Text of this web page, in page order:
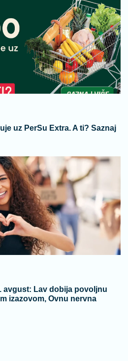
uz PerSu Extra. A ti? Saznaj
avgust: Lav dobija povoljnu
izazovom, Ovnu nervna